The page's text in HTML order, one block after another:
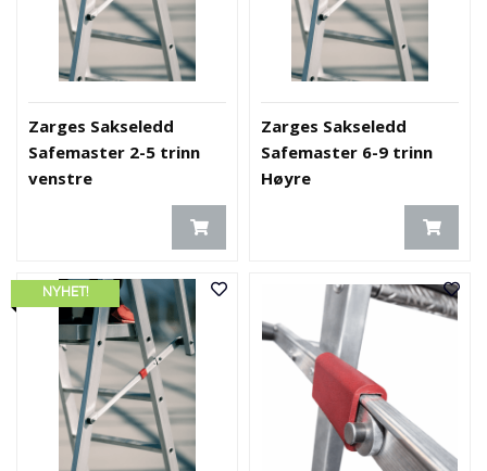
Zarges Sakseledd
Safemaster 2-5 trinn
venstre
Zarges Sakseledd
Safemaster 6-9 trinn
Høyre
NYHET!